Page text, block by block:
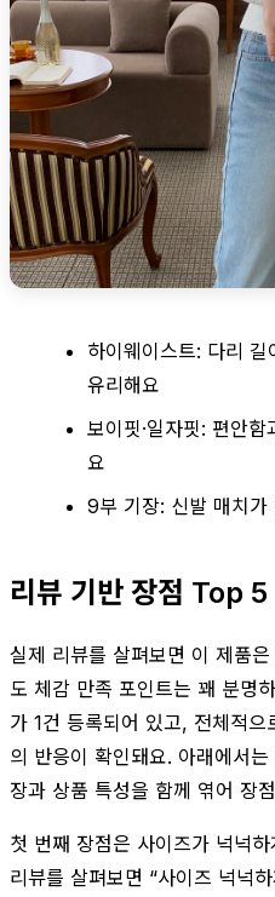
하이웨이스트: 다리
유리해요
보이핏·일자핏: 편안
요
9부 기장: 신발 매치가
리뷰 기반 장점 Top 5
실제 리뷰를 살펴보면 이 제품
도 체감 만족 포인트는 꽤 분명
가 1건 등록되어 있고, 전체적으
의 반응이 확인돼요. 아래에서
장과 상품 특성을 함께 엮어 장
첫 번째 장점은 사이즈가 넉넉
리뷰를 살펴보면 “사이즈 넉넉